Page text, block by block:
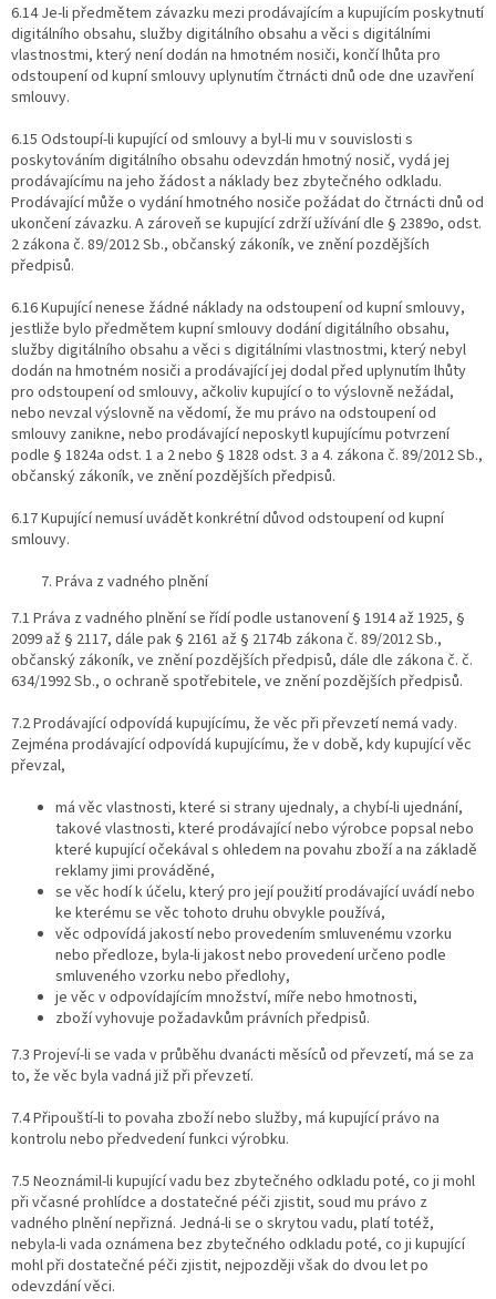
6.14 Je-li předmětem závazku mezi prodávajícím a kupujícím poskytnutí
digitálního obsahu, služby digitálního obsahu a věci s digitálními
vlastnostmi, který není dodán na hmotném nosiči, končí lhůta pro
odstoupení od kupní smlouvy uplynutím čtrnácti dnů ode dne uzavření
smlouvy.
6.15 Odstoupí-li kupující od smlouvy a byl-li mu v souvislosti s
poskytováním digitálního obsahu odevzdán hmotný nosič, vydá jej
prodávajícímu na jeho žádost a náklady bez zbytečného odkladu.
Prodávající může o vydání hmotného nosiče požádat do čtrnácti dnů od
ukončení závazku. A zároveň se kupující zdrží užívání dle § 2389o, odst.
2 zákona č. 89/2012 Sb., občanský zákoník, ve znění pozdějších
předpisů.
6.16 Kupující nenese žádné náklady na odstoupení od kupní smlouvy,
jestliže bylo předmětem kupní smlouvy dodání digitálního obsahu,
služby digitálního obsahu a věci s digitálními vlastnostmi, který nebyl
dodán na hmotném nosiči a prodávající jej dodal před uplynutím lhůty
pro odstoupení od smlouvy, ačkoliv kupující o to výslovně nežádal,
nebo nevzal výslovně na vědomí, že mu právo na odstoupení od
smlouvy zanikne, nebo prodávající neposkytl kupujícímu potvrzení
podle § 1824a odst. 1 a 2 nebo § 1828 odst. 3 a 4. zákona č. 89/2012 Sb.,
občanský zákoník, ve znění pozdějších předpisů.
6.17 Kupující nemusí uvádět konkrétní důvod odstoupení od kupní
smlouvy.
Práva z vadného plnění
7.1 Práva z vadného plnění se řídí podle ustanovení § 1914 až 1925, §
2099 až § 2117, dále pak § 2161 až § 2174b zákona č. 89/2012 Sb.,
občanský zákoník, ve znění pozdějších předpisů, dále dle zákona č. č.
634/1992 Sb., o ochraně spotřebitele, ve znění pozdějších předpisů.
7.2 Prodávající odpovídá kupujícímu, že věc při převzetí nemá vady.
Zejména prodávající odpovídá kupujícímu, že v době, kdy kupující věc
převzal,
má věc vlastnosti, které si strany ujednaly, a chybí-li ujednání,
takové vlastnosti, které prodávající nebo výrobce popsal nebo
které kupující očekával s ohledem na povahu zboží a na základě
reklamy jimi prováděné,
se věc hodí k účelu, který pro její použití prodávající uvádí nebo
ke kterému se věc tohoto druhu obvykle používá,
věc odpovídá jakostí nebo provedením smluvenému vzorku
nebo předloze, byla-li jakost nebo provedení určeno podle
smluveného vzorku nebo předlohy,
je věc v odpovídajícím množství, míře nebo hmotnosti,
zboží vyhovuje požadavkům právních předpisů.
7.3 Projeví-li se vada v průběhu dvanácti měsíců od převzetí, má se za
to, že věc byla vadná již při převzetí.
7.4 Připouští-li to povaha zboží nebo služby, má kupující právo na
kontrolu nebo předvedení funkci výrobku.
7.5 Neoznámil-li kupující vadu bez zbytečného odkladu poté, co ji mohl
při včasné prohlídce a dostatečné péči zjistit, soud mu právo z
vadného plnění nepřizná. Jedná-li se o skrytou vadu, platí totéž,
nebyla-li vada oznámena bez zbytečného odkladu poté, co ji kupující
mohl při dostatečné péči zjistit, nejpozději však do dvou let po
odevzdání věci.